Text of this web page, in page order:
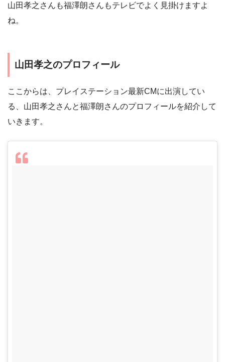
山田孝之さんも福澤朗さんもテレビでよく見掛けますよ
ね。
山田孝之のプロフィール
ここからは、プレイステーション最新CMに出演してい
る、山田孝之さんと福澤朗さんのプロフィールを紹介して
いきます。